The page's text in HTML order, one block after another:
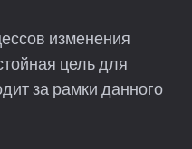
изменения
цель для
за рамки данного